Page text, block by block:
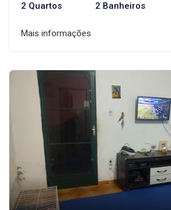
2 Quartos 2 Banheiros
Mais informações